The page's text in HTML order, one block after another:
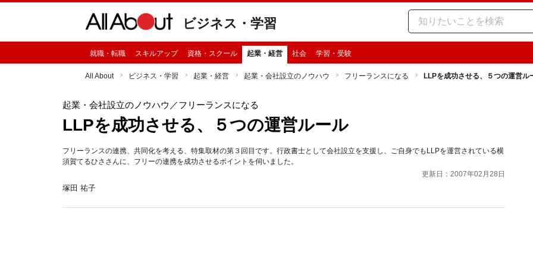
ビジネス・学習
就職・転職 スキルアップ 資格・スクール 起業・経営 社会 学習・受験
All About ビジネス・学習 起業・経営 起業・会社設立のノウハウ フリーランスになる LLPを成功させる、５つの運営ル
起業・会社設立のノウハウ ／フリーランスになる
LLPを成功させる、５つの運営ルール
フリーランスの連携、共同化を考える、特集取材の第３回目です。行政書士として会社設立を支援し、ご自身でもLLPを運営されている横
須賀てるひささんに、フリーの連携を成功させるポイントを伺いました。
更新日：2007年02月28日
塚田 祐子